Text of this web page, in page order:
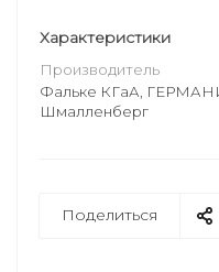
Характеристики
Производитель
Фальке КГаА,
Шмалленберг
Поделиться